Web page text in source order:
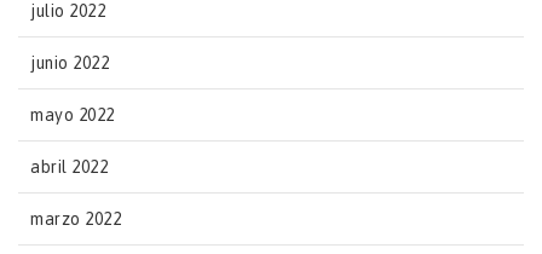
julio 2022
junio 2022
mayo 2022
abril 2022
marzo 2022